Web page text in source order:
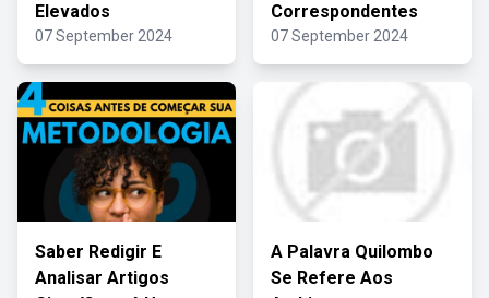
Elevados
07 September 2024
Correspondentes
07 September 2024
Saber Redigir E
Analisar Artigos
A Palavra Quilombo
Se Refere Aos